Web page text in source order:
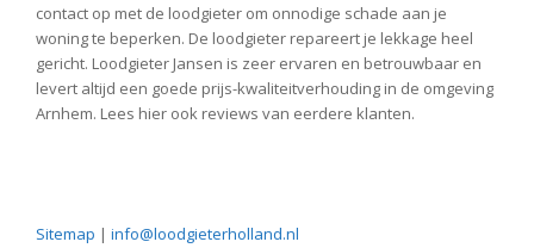
contact op met de loodgieter om onnodige schade aan je
woning te beperken. De loodgieter repareert je lekkage heel
gericht. Loodgieter Jansen is zeer ervaren en betrouwbaar en
levert altijd een goede prijs-kwaliteitverhouding in de omgeving
Arnhem. Lees hier ook reviews van eerdere klanten.
Sitemap | info@loodgieterholland.nl